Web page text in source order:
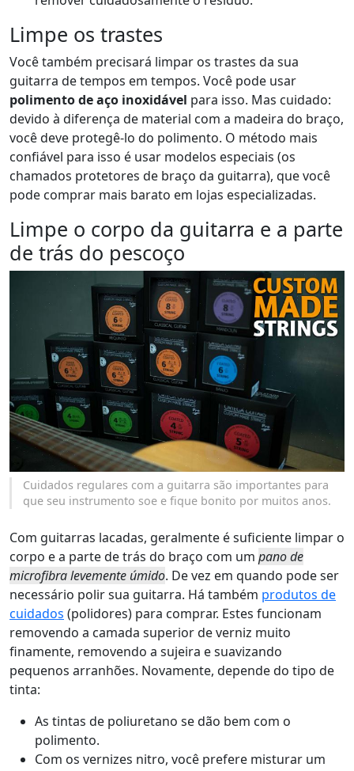
Limpe os trastes
Você também precisará limpar os trastes da sua
guitarra de tempos em tempos. Você pode usar
polimento de aço inoxidável para isso. Mas cuidado:
devido à diferença de material com a madeira do braço,
você deve protegê-lo do polimento. O método mais
confiável para isso é usar modelos especiais (os
chamados protetores de braço da guitarra), que você
pode comprar mais barato em lojas especializadas.
Limpe o corpo da guitarra e a parte
de trás do pescoço
Cuidados regulares com a guitarra são importantes para
que seu instrumento soe e fique bonito por muitos anos.
Com guitarras lacadas, geralmente é suficiente limpar o
corpo e a parte de trás do braço com um pano de
microfibra levemente úmido. De vez em quando pode ser
necessário polir sua guitarra. Há também produtos de
cuidados (polidores) para comprar. Estes funcionam
removendo a camada superior de verniz muito
finamente, removendo a sujeira e suavizando
pequenos arranhões. Novamente, depende do tipo de
tinta:
As tintas de poliuretano se dão bem com o
polimento.
Com os vernizes nitro, você prefere misturar um